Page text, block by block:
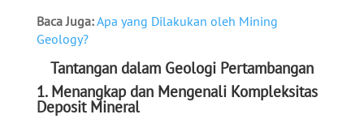
Baca Juga:Apa yang Dilakukan oleh Mining
Geology?
Tantangan dalam Geologi Pertambangan
1. Menangkap dan Mengenali Kompleksitas
Deposit Mineral